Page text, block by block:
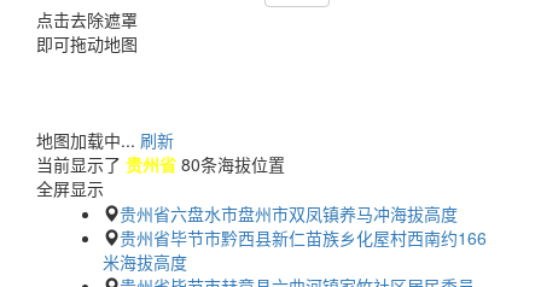
点击去除遮罩
即可拖动地图
地图加载中... 刷新
当前显示了 贵州省 80条海拔位置
全屏显示
贵州省六盘水市盘州市双凤镇养马冲海拔高度
贵州省毕节市黔西县新仁苗族乡化屋村西南约166
米海拔高度